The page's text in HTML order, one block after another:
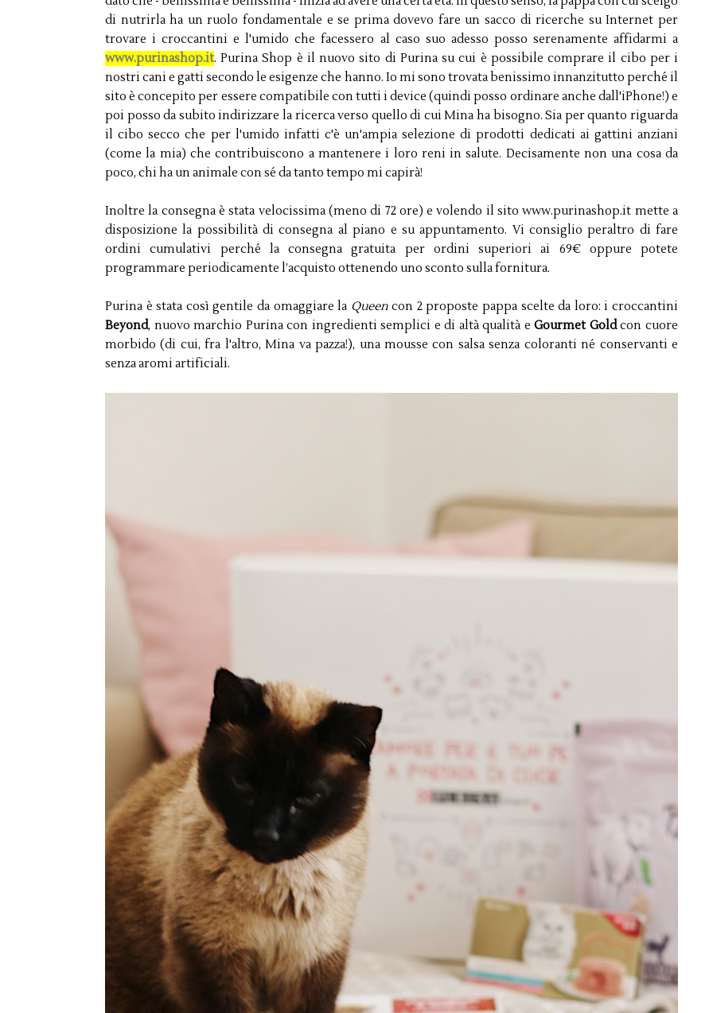
di nutrirla ha un ruolo fondamentale e se prima dovevo fare un sacco di ricerche su Internet per
trovare i croccantini e l'umido che facessero al caso suo adesso posso serenamente affidarmi a
www.purinashop.it. Purina Shop è il nuovo sito di Purina su cui è possibile comprare il cibo per i
nostri cani e gatti secondo le esigenze che hanno. Io mi sono trovata benissimo innanzitutto perché il
sito è concepito per essere compatibile con tutti i device (quindi posso ordinare anche dall'iPhone!) e
poi posso da subito indirizzare la ricerca verso quello di cui Mina ha bisogno. Sia per quanto riguarda
il cibo secco che per l'umido infatti c'è un'ampia selezione di prodotti dedicati ai gattini anziani
(come la mia) che contribuiscono a mantenere i loro reni in salute. Decisamente non una cosa da
poco, chi ha un animale con sé da tanto tempo mi capirà!
Inoltre la consegna è stata velocissima (meno di 72 ore) e volendo il sito www.purinashop.it mette a
disposizione la possibilità di consegna al piano e su appuntamento. Vi consiglio peraltro di fare
ordini cumulativi perché la consegna gratuita per ordini superiori ai 69€ oppure potete
programmare periodicamente l’acquisto ottenendo uno sconto sulla fornitura.
Purina è stata così gentile da omaggiare la Queencon 2 proposte pappa scelte da loro: i croccantini
Beyond, nuovo marchio Purina con ingredienti semplici e di altà qualità eGourmet Goldcon cuore
morbido (di cui, fra l'altro, Mina va pazza!), una mousse con salsa senza coloranti né conservanti e
senza aromi artificiali.